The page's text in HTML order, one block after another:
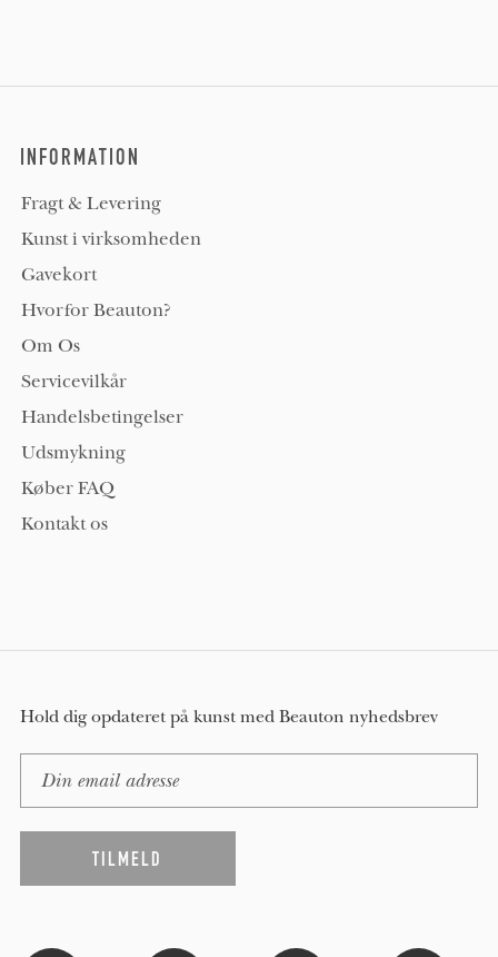
INFORMATION
Fragt & Levering
Kunst i virksomheden
Gavekort
Hvorfor Beauton?
Om Os
Servicevilkår
Handelsbetingelser
Udsmykning
Køber FAQ
Kontakt os
Hold dig opdateret på kunst med Beauton nyhedsbrev